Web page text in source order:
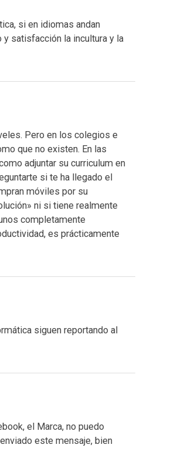
si en idiomas andan
satisfacción la incultura y la
Pero en los colegios e
que no existen. En las
adjuntar su curriculum en
si te ha llegado el
móviles por su
ni si tiene realmente
completamente
es prácticamente
siguen reportando al
el Marca, no puedo
este mensaje, bien